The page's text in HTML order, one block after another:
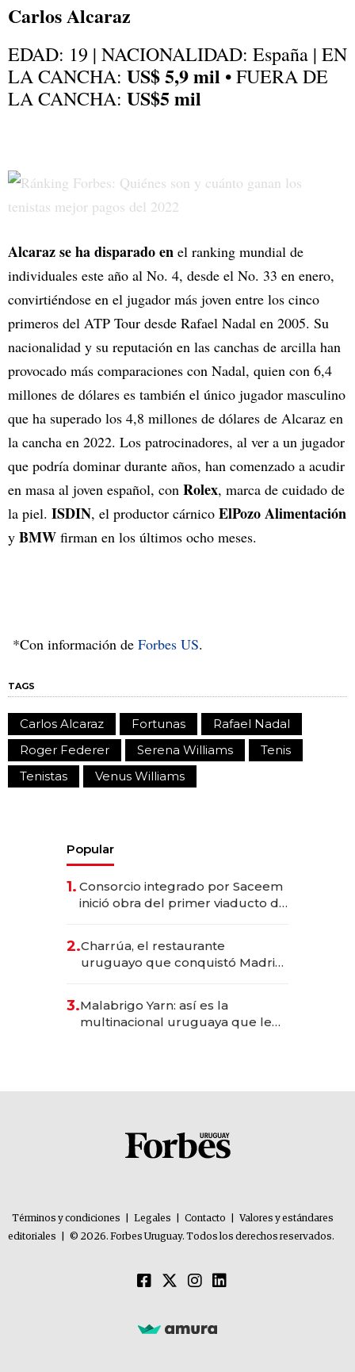
Carlos Alcaraz
EDAD: 19 | NACIONALIDAD: España | EN
LA CANCHA: US$ 5,9 mil • FUERA DE
LA CANCHA: US$5 mil
Alcaraz se ha disparado en el ranking mundial de
individuales este año al No. 4, desde el No. 33 en enero,
convirtiéndose en el jugador más joven entre los cinco
primeros del ATP Tour desde Rafael Nadal en 2005. Su
nacionalidad y su reputación en las canchas de arcilla han
provocado más comparaciones con Nadal, quien con 6,4
millones de dólares es también el único jugador masculino
que ha superado los 4,8 millones de dólares de Alcaraz en
la cancha en 2022. Los patrocinadores, al ver a un jugador
que podría dominar durante años, han comenzado a acudir
en masa al joven español, con Rolex, marca de cuidado de
la piel. ISDIN, el productor cárnico ElPozo Alimentación
y BMW firman en los últimos ocho meses.
*Con información de Forbes US.
TAGS
Carlos Alcaraz Fortunas
Rafael Nadal
Roger Federer
Serena Williams
Tenis
Tenistas
Venus Williams
Popular
1. Consorcio integrado por Saceem
inició obra del primer viaducto de
millones
2.Charrúa, el restaurante
uruguayo que conquistó Madrid:
anticipación y prepara apertura
3.Malabrigo Yarn: así es la
multinacional uruguaya que le
Términos y condiciones Legales Contacto
Valores y estándares
editoriales
© 2026. Forbes Uruguay. Todos los derechos reservados.